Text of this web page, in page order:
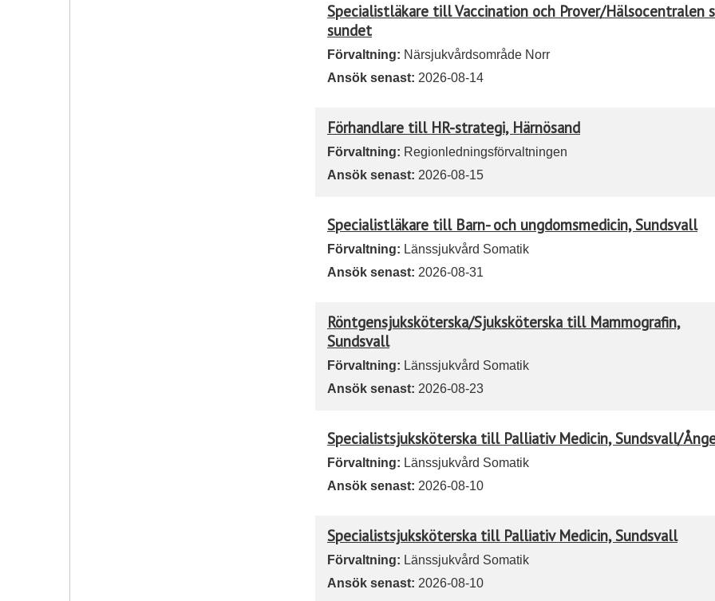
Specialistläkare till Vaccination och Prover/Hälsocentralen
sundet
Förvaltning: Närsjukvårdsområde Norr
Ansök senast: 2026-08-14
Förhandlare till HR-strategi, Härnösand
Förvaltning: Regionledningsförvaltningen
Ansök senast: 2026-08-15
Specialistläkare till Barn- och ungdomsmedicin, Sundsvall
Förvaltning: Länssjukvård Somatik
Ansök senast: 2026-08-31
Röntgensjuksköterska/Sjuksköterska till Mammografin,
Sundsvall
Förvaltning: Länssjukvård Somatik
Ansök senast: 2026-08-23
Specialistsjuksköterska till Palliativ Medicin, Sundsvall/
Förvaltning: Länssjukvård Somatik
Ansök senast: 2026-08-10
Specialistsjuksköterska till Palliativ Medicin, Sundsvall
Förvaltning: Länssjukvård Somatik
Ansök senast: 2026-08-10